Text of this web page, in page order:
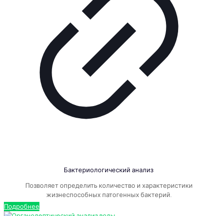
Бактериологический анализ
Позволяет определить количество и характеристики
жизнеспособных патогенных бактерий.
Подробнее